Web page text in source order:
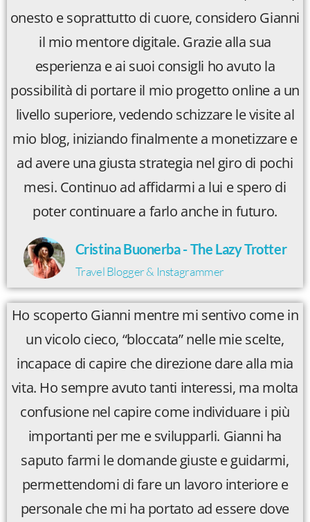
onesto e soprattutto di cuore, considero Gianni
il mio mentore digitale. Grazie alla sua
esperienza e ai suoi consigli ho avuto la
possibilità di portare il mio progetto online a un
livello superiore, vedendo schizzare le visite al
mio blog, iniziando finalmente a monetizzare e
ad avere una giusta strategia nel giro di pochi
mesi. Continuo ad affidarmi a lui e spero di
poter continuare a farlo anche in futuro.
Cristina Buonerba - The Lazy Trotter
Travel Blogger & Instagrammer
Ho scoperto Gianni mentre mi sentivo come in
un vicolo cieco, “bloccata” nelle mie scelte,
incapace di capire che direzione dare alla mia
vita. Ho sempre avuto tanti interessi, ma molta
confusione nel capire come individuare i più
importanti per me e svilupparli. Gianni ha
saputo farmi le domande giuste e guidarmi,
permettendomi di fare un lavoro interiore e
personale che mi ha portato ad essere dove